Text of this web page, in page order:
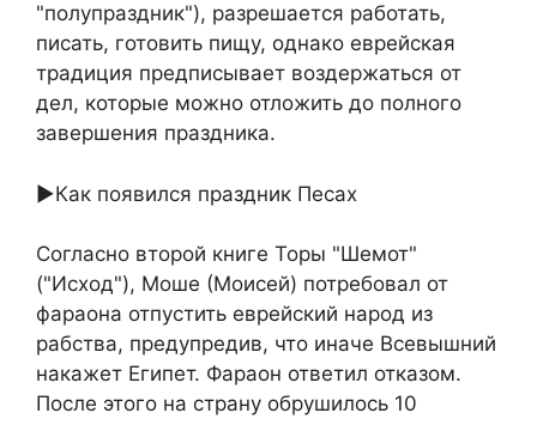
"полупраздник"), разрешается работать,
писать, готовить пищу, однако еврейская
традиция предписывает воздержаться от
дел, которые можно отложить до полного
завершения праздника.
►Как появился праздник Песах
Согласно второй книге Торы "Шемот"
("Исход"), Моше (Моисей) потребовал от
фараона отпустить еврейский народ из
рабства, предупредив, что иначе Всевышний
накажет Египет. Фараон ответил отказом.
После этого на страну обрушилось 10